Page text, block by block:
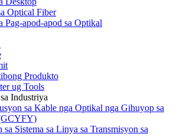
Optical Fiber
Pag-apod-apod sa Optikal
Produkto
ug Tools
Industriya
sa Kable nga Optikal nga Gihuyop sa
sa Sistema sa Linya sa Transmisyon sa